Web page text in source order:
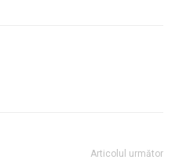
Articolul următor